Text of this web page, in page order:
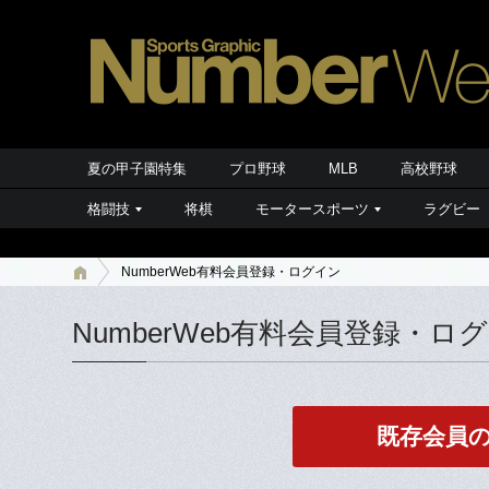
夏の甲子園特集 プロ野球 MLB 高校野球
格闘技 将棋 モータースポーツ ラグビー
NumberWeb有料会員登録・ログイン
NumberWeb有料会員登録・ロ
既存会員